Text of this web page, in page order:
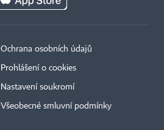
Ochrana osobních údajů
Prohlášení o cookies
Nastavení soukromí
Všeobecné smluvní podmínky